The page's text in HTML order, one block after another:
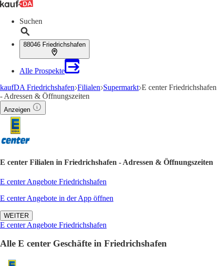
Suchen
88046 Friedrichshafen
Alle Prospekte
kaufDA Friedrichshafen Filialen Supermarkt E center Friedrichshafen
- Adressen & Öffnungszeiten
Anzeigen
E center Filialen in Friedrichshafen - Adressen & Öffnungszeiten
E center Angebote Friedrichshafen
E center Angebote in der App öffnen
WEITER
E center Angebote Friedrichshafen
Alle E center Geschäfte in Friedrichshafen